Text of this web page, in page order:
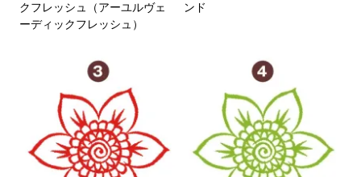
クフレッシュ（アーユルヴェ
ーディックフレッシュ）
ンド